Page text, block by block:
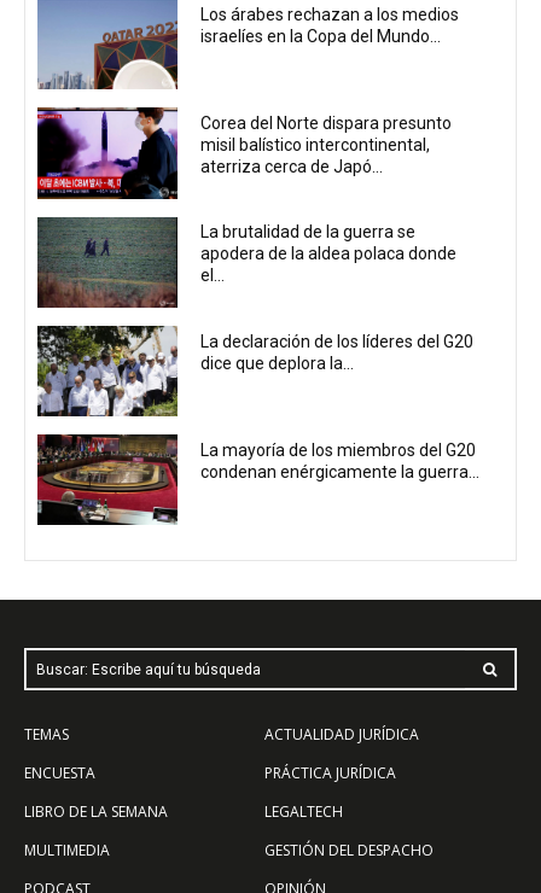
Los árabes rechazan a los medios
israelíes en la Copa del Mundo...
Corea del Norte dispara presunto
misil balístico intercontinental,
aterriza cerca de Japó...
La brutalidad de la guerra se
apodera de la aldea polaca donde
el...
La declaración de los líderes del G20
dice que deplora la...
La mayoría de los miembros del G20
condenan enérgicamente la guerra...
Buscar: Escribe aquí tu búsqueda
TEMAS
ENCUESTA
LIBRO DE LA SEMANA
MULTIMEDIA
ACTUALIDAD JURÍDICA
PRÁCTICA JURÍDICA
LEGALTECH
GESTIÓN DEL DESPACHO